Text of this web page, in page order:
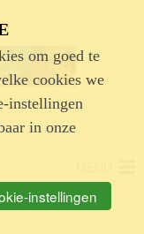
om goed te
cookies we
instellingen
in onze
instellingen